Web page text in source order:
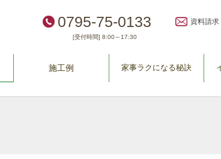
0795-75-0133
[受付時間] 8:00～17:30
資料請求
施工例 家事ラクになる秘訣